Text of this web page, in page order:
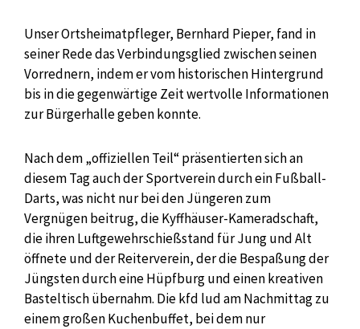
Unser Ortsheimatpfleger, Bernhard Pieper, fand in
seiner Rede das Verbindungsglied zwischen seinen
Vorrednern, indem er vom historischen Hintergrund
bis in die gegenwärtige Zeit wertvolle Informationen
zur Bürgerhalle geben konnte.
Nach dem „offiziellen Teil“ präsentierten sich an
diesem Tag auch der Sportverein durch ein Fußball-
Darts, was nicht nur bei den Jüngeren zum
Vergnügen beitrug, die Kyffhäuser-Kameradschaft,
die ihren Luftgewehrschießstand für Jung und Alt
öffnete und der Reiterverein, der die Bespaßung der
Jüngsten durch eine Hüpfburg und einen kreativen
Basteltisch übernahm. Die kfd lud am Nachmittag zu
einem großen Kuchenbuffet, bei dem nur